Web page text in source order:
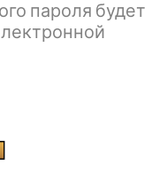
пароля будет